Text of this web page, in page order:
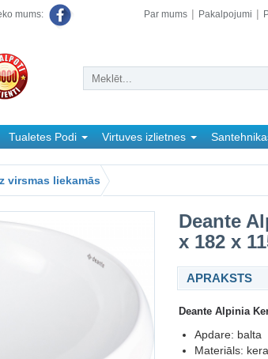
mums: Par mums Pakalpojumi
Tualetes Podi Virtuves izlietnes
virsmas liekamās
Deante
x 182 x
APRAKSTS
Deante Alpinia
Apdare: balta
Materiāls: